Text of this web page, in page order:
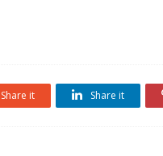
Share it Share it